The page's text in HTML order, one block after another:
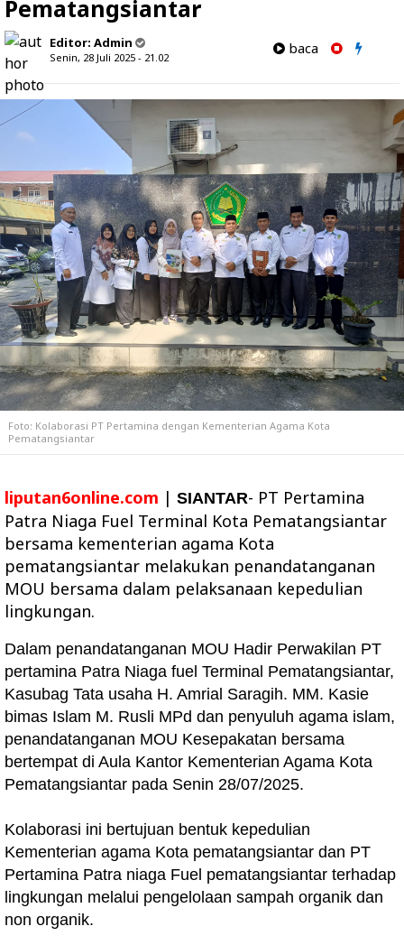
Pematangsiantar
Editor: Admin
Senin, 28 Juli 2025 - 21.02
baca
Foto: Kolaborasi PT Pertamina dengan Kementerian Agama Kota
Pematangsiantar
liputan6online.com | SIANTAR- PT Pertamina
Patra Niaga Fuel Terminal Kota Pematangsiantar
bersama kementerian agama Kota
pematangsiantar melakukan penandatanganan
MOU bersama dalam pelaksanaan kepedulian
lingkungan.
Dalam penandatanganan MOU Hadir Perwakilan PT
pertamina Patra Niaga fuel Terminal Pematangsiantar,
Kasubag Tata usaha H. Amrial Saragih. MM. Kasie
bimas Islam M. Rusli MPd dan penyuluh agama islam,
penandatanganan MOU Kesepakatan bersama
bertempat di Aula Kantor Kementerian Agama Kota
Pematangsiantar pada Senin 28/07/2025.
Kolaborasi ini bertujuan bentuk kepedulian
Kementerian agama Kota pematangsiantar dan PT
Pertamina Patra niaga Fuel pematangsiantar terhadap
lingkungan melalui pengelolaan sampah organik dan
non organik.